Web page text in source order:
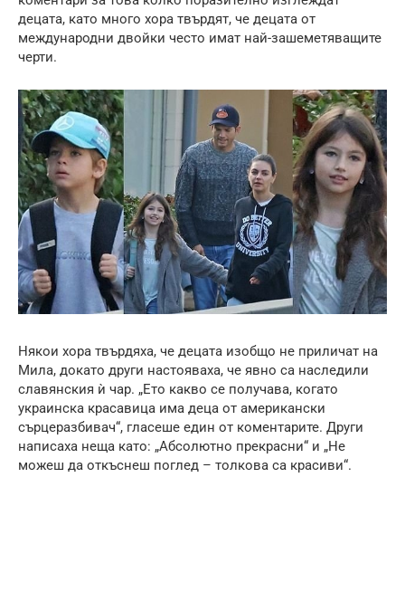
децата, като много хора твърдят, че децата от
международни двойки често имат най-зашеметяващите
черти.
Някои хора твърдяха, че децата изобщо не приличат на
Мила, докато други настояваха, че явно са наследили
славянския ѝ чар. „Ето какво се получава, когато
украинска красавица има деца от американски
сърцеразбивач“, гласеше един от коментарите. Други
написаха неща като: „Абсолютно прекрасни“ и „Не
можеш да откъснеш поглед – толкова са красиви“.